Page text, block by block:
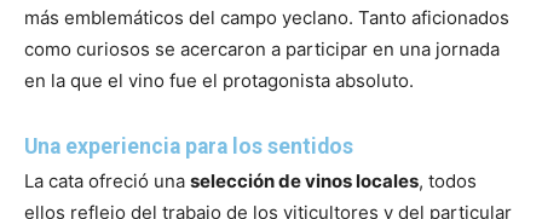
más emblemáticos del campo yeclano. Tanto aficionados
como curiosos se acercaron a participar en una jornada
en la que el vino fue el protagonista absoluto.
Una experiencia para los sentidos
La cata ofreció una selección de vinos locales, todos
ellos reflejo del trabajo de los viticultores y del particular